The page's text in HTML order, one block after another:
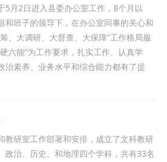
5月2日进入县委办公室工作，8个月以
和班子的领导下，在办公室同事的关心和
、大调研、大督查、大保障”工作格局服
六能”为工作要求，扎实工作、认真学
治素养、业务水平和综合能力都有了提
教研室工作部署和安排，成立了文科教研
政治、历史、和地理四个学科，共有33名